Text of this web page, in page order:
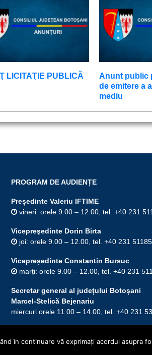
LICITAŢIE PUBLICĂ
Anunt public
de emitere a
mediu
PROGRAM DE AUDIENȚE
Președinte Valeriu IFTIME
vineri: orele 9.00 – 12.00, tel. +40 231
Vicepreşedinte Dorin Birta
joi: orele 9.00 – 12.00, tel. +40 231
Vicepreședinte Constantin Bursuc
marți: orele 9.00 – 12.00, tel. +40 231
Secretar general al județului Botoșani
Marcel-Stelică Bejenariu
miercuri orele 11.00 – 14.00, tel. +40 231
în continuare vă exprimaţi acordul asupra